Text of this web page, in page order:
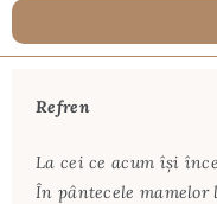
Refren
La cei ce acum îşi
În pântecele mamelor